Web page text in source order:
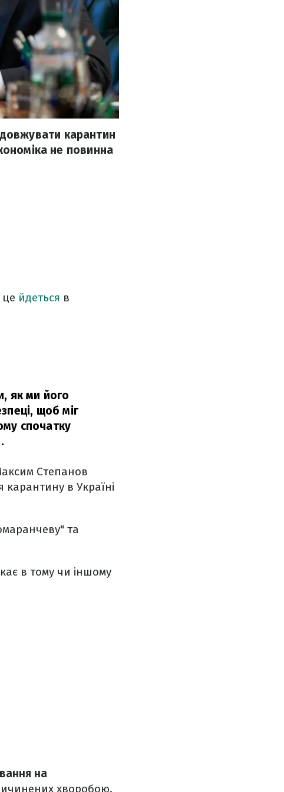
карантин
не повинна
це йдеться в
як ми його
щоб міг
спочатку
Степанов
в Україні
та
в тому чи іншому
на
хворобою.